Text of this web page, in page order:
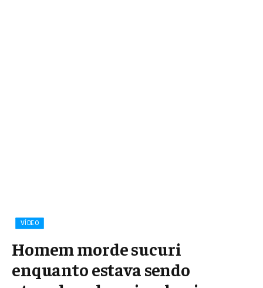
VÍDEO
Homem morde sucuri
enquanto estava sendo